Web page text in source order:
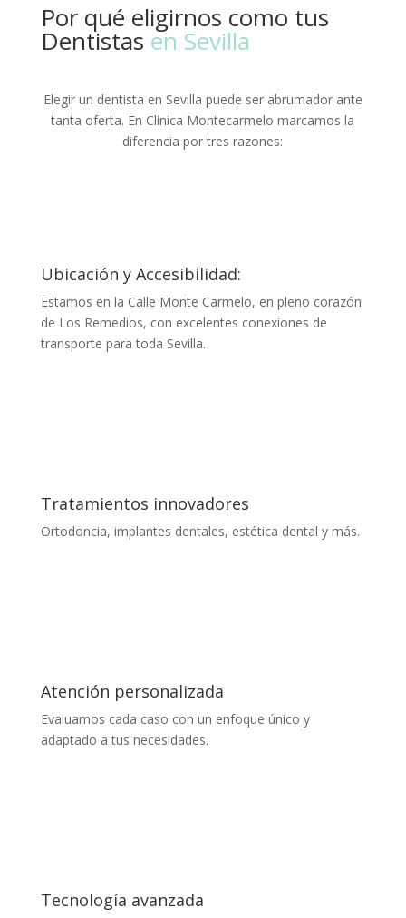
Por qué eligirnos como tus
Dentistas en Sevilla
Elegir un dentista en Sevilla puede ser abrumador ante
tanta oferta. En Clínica Montecarmelo marcamos la
diferencia por tres razones:
Ubicación y Accesibilidad:
Estamos en la Calle Monte Carmelo, en pleno corazón
de Los Remedios, con excelentes conexiones de
transporte para toda Sevilla.
Tratamientos innovadores
Ortodoncia, implantes dentales, estética dental y más.
Atención personalizada
Evaluamos cada caso con un enfoque único y
adaptado a tus necesidades.
Tecnología avanzada